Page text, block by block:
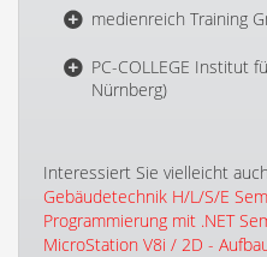
medienreich Training
PC-COLLEGE Institut
Nürnberg)
Interessiert Sie vielleicht
Gebäudetechnik H/L/S/E
Programmierung mit .NET
MicroStation V8i / 2D -